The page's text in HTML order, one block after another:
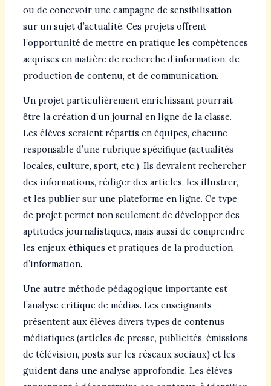
ou de concevoir une campagne de sensibilisation
sur un sujet d’actualité. Ces projets offrent
l’opportunité de mettre en pratique les compétences
acquises en matière de recherche d’information, de
production de contenu, et de communication.
Un projet particulièrement enrichissant pourrait
être la création d’un journal en ligne de la classe.
Les élèves seraient répartis en équipes, chacune
responsable d’une rubrique spécifique (actualités
locales, culture, sport, etc.). Ils devraient rechercher
des informations, rédiger des articles, les illustrer,
et les publier sur une plateforme en ligne. Ce type
de projet permet non seulement de développer des
aptitudes journalistiques, mais aussi de comprendre
les enjeux éthiques et pratiques de la production
d’information.
Une autre méthode pédagogique importante est
l’analyse critique de médias. Les enseignants
présentent aux élèves divers types de contenus
médiatiques (articles de presse, publicités, émissions
de télévision, posts sur les réseaux sociaux) et les
guident dans une analyse approfondie. Les élèves